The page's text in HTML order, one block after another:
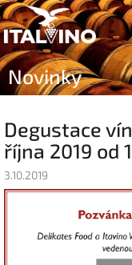
Přejít
na
obsah
Novinky
Degustace
října 2019 od
3.10.2019